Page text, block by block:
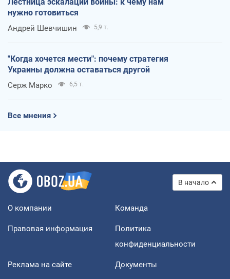
нужно готовиться
Андрей Шевчишин 5,9 т.
"Когда хочется мести": почему стратегия
Украины должна оставаться другой
Серж Марко 6,5 т.
Все мнения
В начало
О компании Команда
Правовая информация
Политика
конфиденциальности
Реклама на сайте Документы